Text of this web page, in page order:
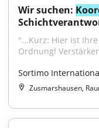
Wir suchen:
"...Kurz: Hier ist
Ordnung!
Sortimo
Zusmarshausen,